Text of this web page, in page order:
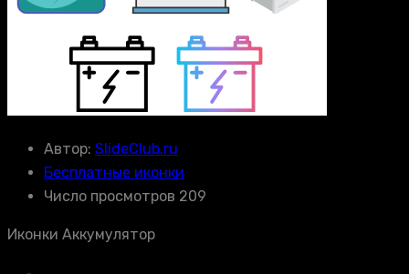
Автор: SlideClub.ru
Бесплатные иконки
Число просмотров 209
Иконки Аккумулятор